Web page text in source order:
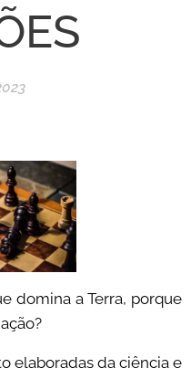
domina a Terra, porque
elaboradas da ciência e